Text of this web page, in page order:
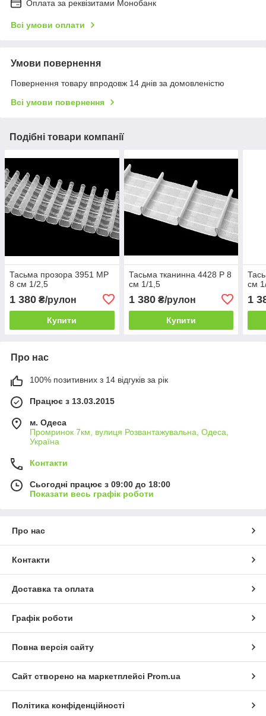
Оплата за реквізитами Монобанк
Всі умови оплати
Умови повернення
Повернення товару впродовж 14 днів за домовленістю
Всі умови повернення
Подібні товари компанії
Тасьма прозора 3951 МР
8 см 1/2,5
1 380 ₴/рулон
Купити
Тасьма тканинна 4428 P 8
см 1/1,5
1 380₴/рулон
Купити
см
1
Про нас
100% позитивних з 14 відгуків за рік
Працює з 13.03.2015
м. Одеса
Промринок 7км, вулиця Розвантажувальна, Одеса,
Україна
Контакти
Сьогодні працює з 09:00 до 18:00
Показати весь графік роботи
Про нас
Контакти
Доставка та оплата
Графік роботи
Повна версія сайту
Сайт створено на маркетплейсі Prom.ua
Політика конфіденційності